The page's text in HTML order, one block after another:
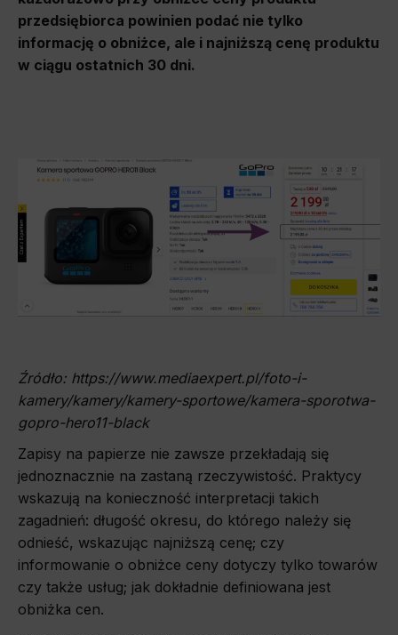
przedsiębiorca powinien podać nie tylko
informację o obniżce, ale i najniższą cenę produktu
w ciągu ostatnich 30 dni.
Źródło: https://www.mediaexpert.pl/foto-i-
kamery/kamery/kamery-sportowe/kamera-sporotwa-
gopro-hero11-black
Zapisy na papierze nie zawsze przekładają się
jednoznacznie na zastaną rzeczywistość. Praktycy
wskazują na konieczność interpretacji takich
zagadnień: długość okresu, do którego należy się
odnieść, wskazując najniższą cenę; czy
informowanie o obniżce ceny dotyczy tylko towarów
czy także usług; jak dokładnie definiowana jest
obniżka cen.